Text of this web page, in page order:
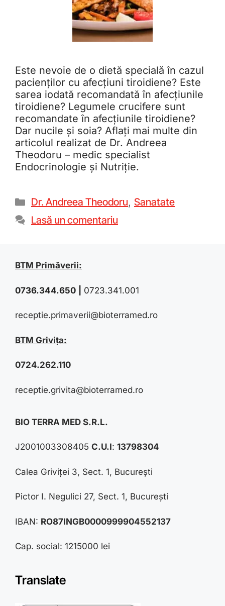
Este nevoie de o dietă specială în cazul
pacienților cu afecțiuni tiroidiene? Este
sarea iodată recomandată în afecțiunile
tiroidiene? Legumele crucifere sunt
recomandate în afecțiunile tiroidiene?
Dar nucile și soia? Aflați mai multe din
articolul realizat de Dr. Andreea
Theodoru – medic specialist
Endocrinologie și Nutriție.
Dr. Andreea Theodoru, Sanatate
Lasă un comentariu
BTM Primăverii:
0736.344.650 0723.341.001
receptie.primaverii@bioterramed.ro
BTM Grivița:
0724.262.110
receptie.grivita@bioterramed.ro
BIO TERRA MED S.R.L.
J2001003308405 C.U.I: 13798304
Calea Griviței 3, Sect. 1, București
Pictor I. Negulici 27, Sect. 1, București
IBAN: RO87INGB0000999904552137
Cap. social: 1215000 lei
Translate